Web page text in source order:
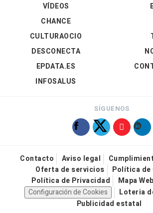
VÍDEOS
CHANCE
CULTURAOCIO
DESCONECTA
EPDATA.ES
INFOSALUS
SÍGUENOS
Contacto Aviso legal
Oferta de servicios
Política de
Política de Privacidad
Mapa Web
Configuración de Cookies
Loteria
Publicidad estatal